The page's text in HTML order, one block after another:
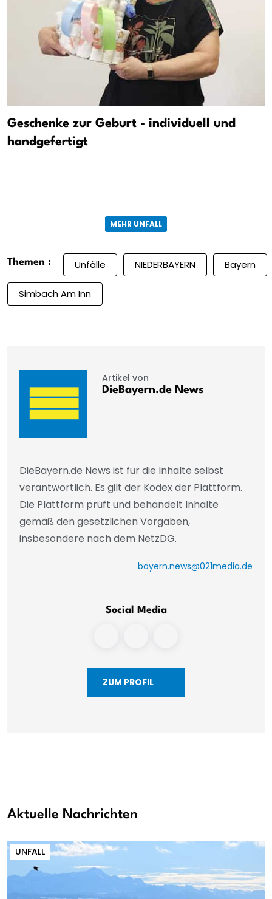
Geschenke zur Geburt - individuell und
handgefertigt
MEHR UNFALL
Themen : Unfälle NIEDERBAYERN Bayern
Simbach Am Inn
Artikel von
DieBayern.de News
DieBayern.de News ist für die Inhalte selbst
verantwortlich. Es gilt der Kodex der Plattform.
Die Plattform prüft und behandelt Inhalte
gemäß den gesetzlichen Vorgaben,
insbesondere nach dem NetzDG.
bayern.news@021media.de
Social Media
ZUM PROFIL
Aktuelle Nachrichten
UNFALL